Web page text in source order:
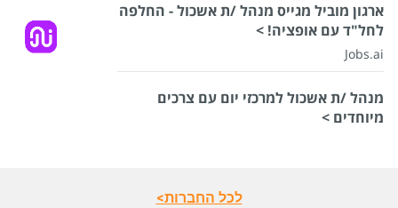
ארגון מוביל מגייס מנהל /ת אשכול - החלפה
לחל"ד עם אופציה! >
Jobs.ai
מנהל /ת אשכול למרכזי יום עם צרכים
מיוחדים >
לכל החברות>